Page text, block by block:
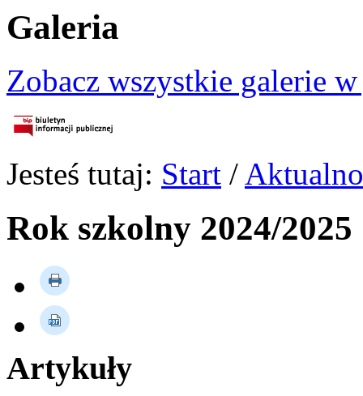
Galeria
Zobacz wszystkie galerie
Jesteś tutaj: Start /
Rok szkolny 2024/2025
Artykuły